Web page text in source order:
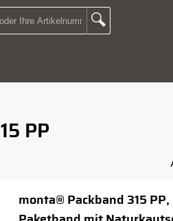
oder Artikelnummer hier
Zur Suche
PP
monta® Packband 315